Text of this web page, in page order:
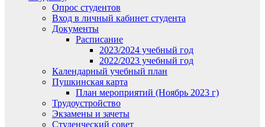
Опрос студентов
Вход в личный кабинет студента
Документы
Расписание
2023/2024 учебный год
2022/2023 учебный год
Календарный учебный план
Пушкинская карта
План мероприятий (Ноябрь 2023 г)
Трудоустройство
Экзамены и зачеты
Студенческий совет